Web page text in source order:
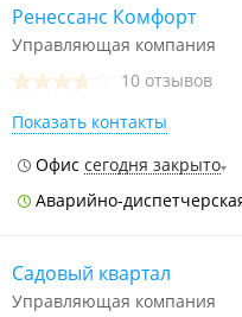
Ренессанс Комфорт
Управляющая компания
10 отзывов
Показать контакты
Офис сегодня закрыто
Аварийно-
Садовый квартал
Управляющая компания